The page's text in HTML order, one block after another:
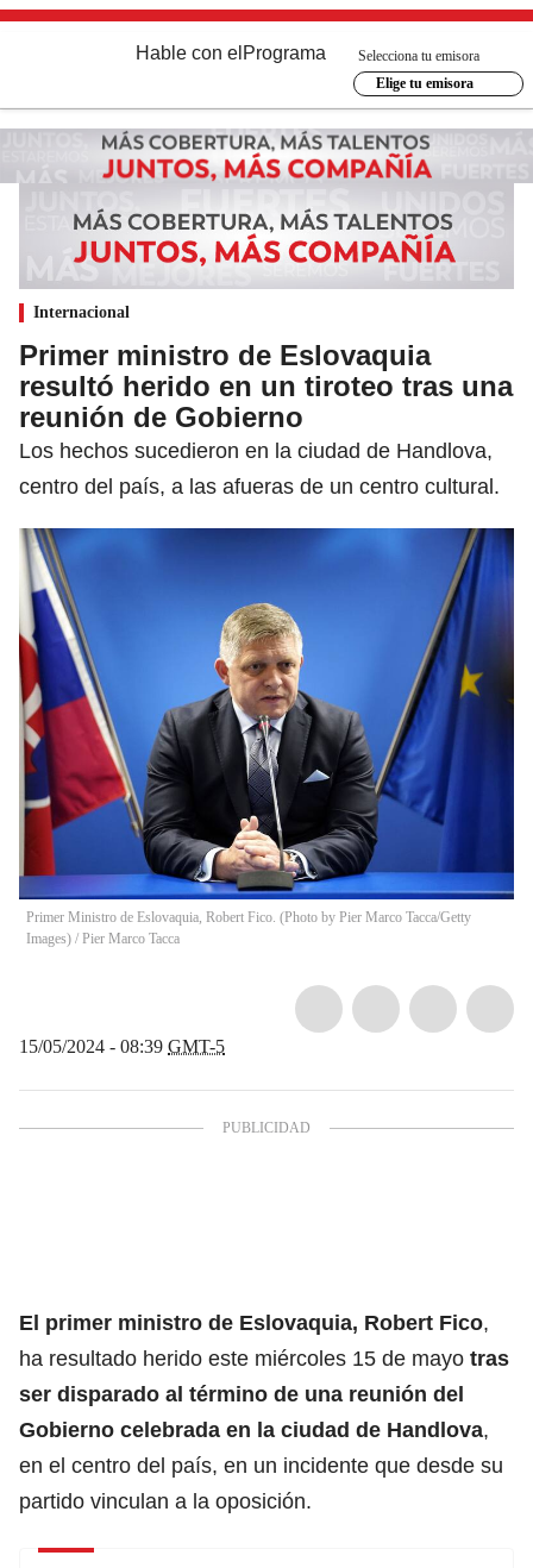
Hable con el Programa
Selecciona tu emisora
Elige tu emisora
Internacional
Primer ministro de Eslovaquia
resultó herido en un tiroteo tras una
reunión de Gobierno
Los hechos sucedieron en la ciudad de Handlova,
centro del país, a las afueras de un centro cultural.
Primer Ministro de Eslovaquia, Robert Fico. (Photo by Pier Marco Tacca/Getty
Images) / Pier Marco Tacca
15/05/2024 - 08:39 GMT-5
El primer ministro de Eslovaquia, Robert Fico,
ha resultado herido este miércoles 15 de mayo tras
ser disparado al término de una reunión del
Gobierno celebrada en la ciudad de Handlova,
en el centro del país, en un incidente que desde su
partido vinculan a la oposición.